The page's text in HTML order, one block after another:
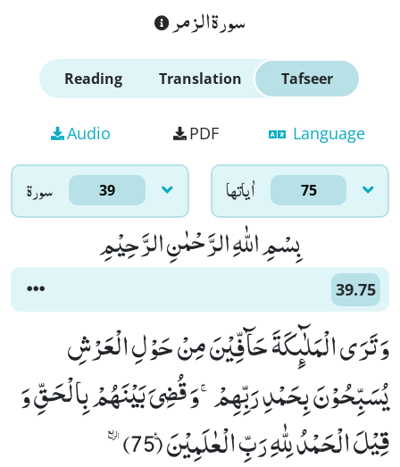
سورة الزمر
Reading Translation Tafseer
Audio PDF Language
سورۃ 39 اٰياتها 75
بِسْمِ اللّٰهِ الرَّحْمٰنِ الرَّحِیْمِ
39.75
وَ تَرَى الْمَلٰٓىٕكَةَ حَآفِّیْنَ مِنْ حَوْلِ الْعَرْشِ
یُسَبِّحُوْنَ بِحَمْدِ رَبِّهِمْۚ-وَ قُضِیَ بَیْنَهُمْ بِالْحَقِّ وَ
قِیْلَ الْحَمْدُ لِلّٰهِ رَبِّ الْعٰلَمِیْنَ۠ (75)ٛ